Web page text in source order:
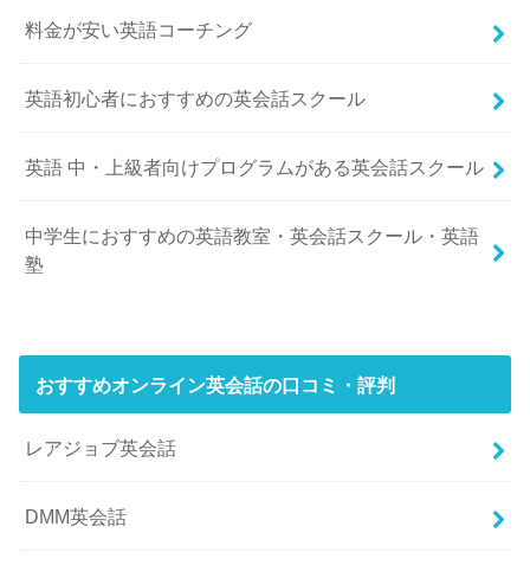
料金が安い英語コーチング
英語初心者におすすめの英会話スクール
英語 中・上級者向けプログラムがある英会話スクール
中学生におすすめの英語教室・英会話スクール・英語
塾
おすすめオンライン英会話の口コミ・評判
レアジョブ英会話
DMM英会話